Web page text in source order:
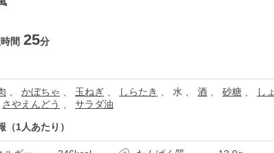
間 25分
かぼちゃ 玉ねぎ しらたき 水 酒 砂糖
しょ
さやえんどう サラダ油
（1人あたり）